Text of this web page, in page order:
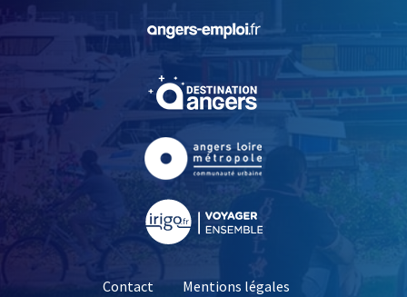
, Ouvre une nouvelle
, Ouvre une nouvelle
Contact
Mentions légales